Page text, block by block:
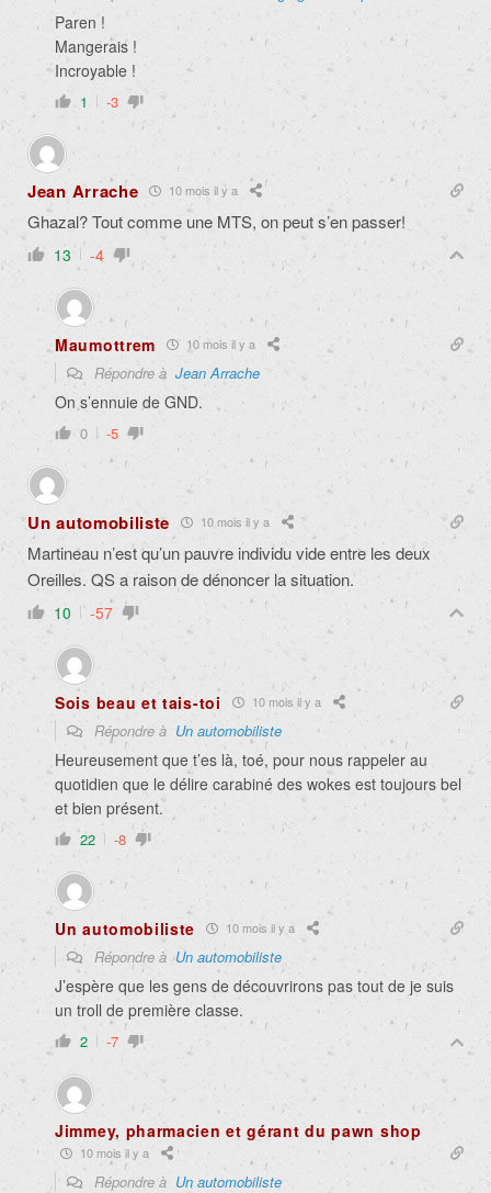
Paren !
Mangerais !
Incroyable !
1 -3
Jean Arrache 10 mois il y a
Ghazal? Tout comme une MTS, on peut s’en passer!
13 -4
Maumottrem 10 mois il y a
Répondre à Jean Arrache
On s’ennuie de GND.
0 -5
Un automobiliste 10 mois il y a
Martineau n’est qu’un pauvre individu vide entre les deux
Oreilles. QS a raison de dénoncer la situation.
10 -57
Sois beau et tais-toi 10 mois il y a
Répondre à Un automobiliste
Heureusement que t’es là, toé, pour nous rappeler au
quotidien que le délire carabiné des wokes est toujours bel
et bien présent.
22 -8
Un automobiliste 10 mois il y a
Répondre àUn automobiliste
J’espère que les gens de découvrirons pas tout de je suis
un troll de première classe.
2 -7
Jimmey, pharmacien et gérant du pawn shop
10 mois il y a
Répondre à Un automobiliste